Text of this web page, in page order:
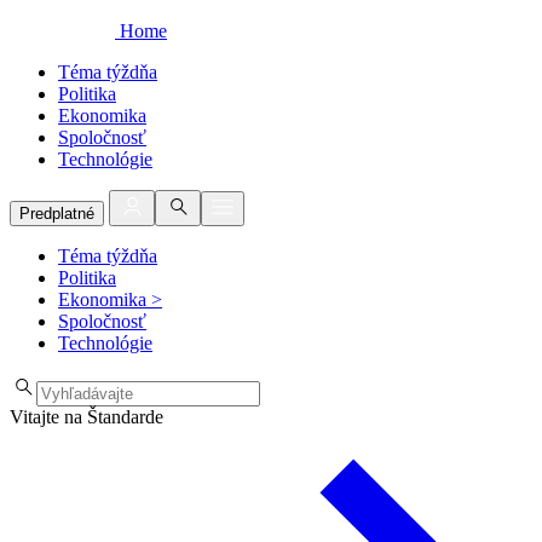
Home
Téma týždňa
Politika
Ekonomika
Spoločnosť
Technológie
Predplatné
Téma týždňa
Politika
Ekonomika >
Spoločnosť
Technológie
Vitajte na Štandarde